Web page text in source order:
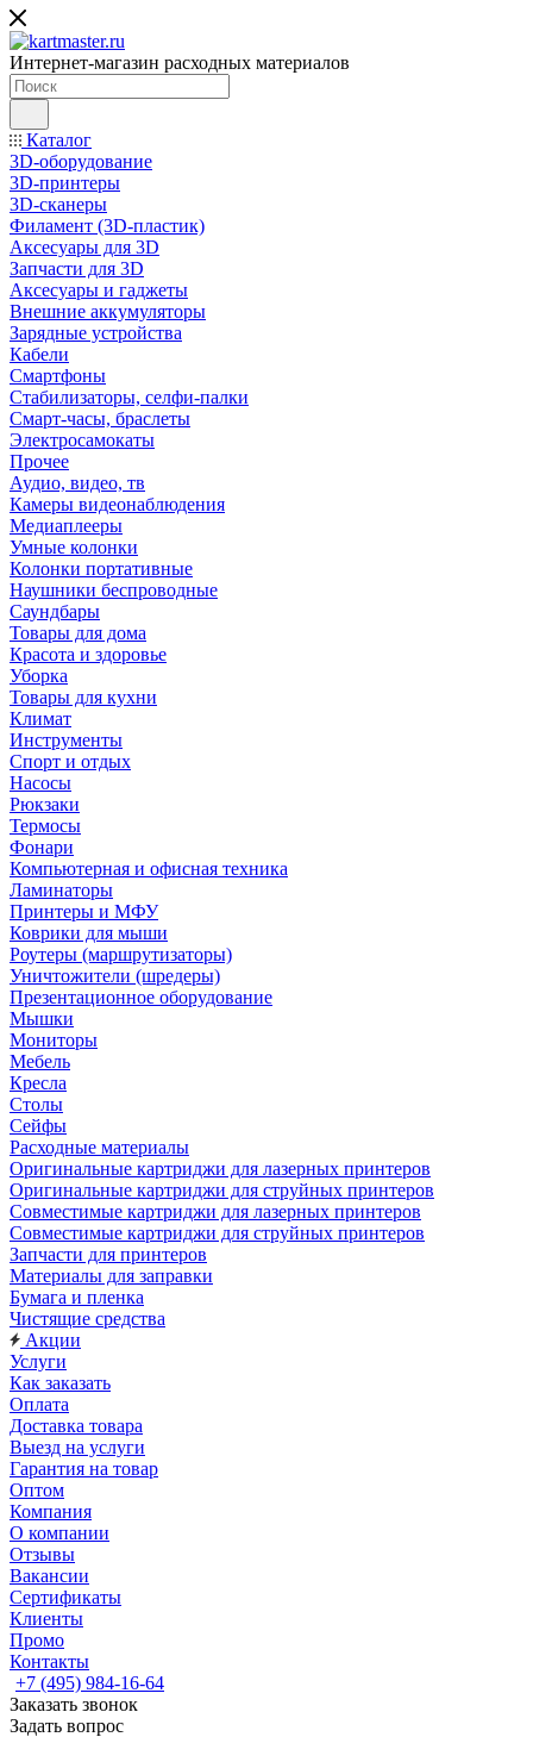
Интернет-магазин расходных материалов
Каталог
3D-оборудование
3D-принтеры
3D-сканеры
Филамент (3D-пластик)
Аксесуары для 3D
Запчасти для 3D
Аксесуары и гаджеты
Внешние аккумуляторы
Зарядные устройства
Кабели
Смартфоны
Стабилизаторы, селфи-палки
Смарт-часы, браслеты
Электросамокаты
Прочее
Аудио, видео, тв
Камеры видеонаблюдения
Медиаплееры
Умные колонки
Колонки портативные
Наушники беспроводные
Саундбары
Товары для дома
Красота и здоровье
Уборка
Товары для кухни
Климат
Инструменты
Спорт и отдых
Насосы
Рюкзаки
Термосы
Фонари
Компьютерная и офисная техника
Ламинаторы
Принтеры и МФУ
Коврики для мыши
Роутеры (маршрутизаторы)
Уничтожители (шредеры)
Презентационное оборудование
Мышки
Мониторы
Мебель
Кресла
Столы
Сейфы
Расходные материалы
Оригинальные картриджи для лазерных принтеров
Оригинальные картриджи для струйных принтеров
Совместимые картриджи для лазерных принтеров
Совместимые картриджи для струйных принтеров
Запчасти для принтеров
Материалы для заправки
Бумага и пленка
Чистящие средства
Акции
Услуги
Как заказать
Оплата
Доставка товара
Выезд на услуги
Гарантия на товар
Оптом
Компания
О компании
Отзывы
Вакансии
Сертификаты
Клиенты
Промо
Контакты
+7 (495) 984-16-64
Заказать звонок
Задать вопрос